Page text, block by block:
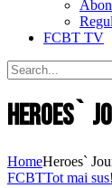
FCBT TV
Heroes`
HomeHeroes`
FCBTTot mai sus!